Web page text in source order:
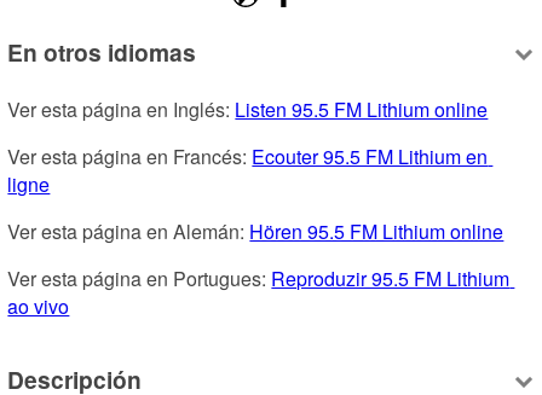
En otros idiomas
Ver esta página en Inglés: Listen 95.5 FM Lithium online
Ver esta página en Francés: Ecouter 95.5 FM Lithium en
ligne
Ver esta página en Alemán: Hören 95.5 FM Lithium online
Ver esta página en Portugues: Reproduzir 95.5 FM Lithium
ao vivo
Descripción